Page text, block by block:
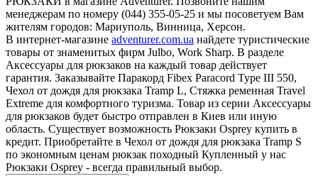
менеджерам по номеру (044) 355-05-25 и мы посоветуем Вам
жителям городов: Мариуполь, Винница, Херсон.
В интернет-магазине adventurer.com.ua найдете туристические
товары от знаменитых фирм Julbo, Work Sharp. В разделе
Аксессуары для рюкзаков на каждый товар действует
гарантия. Заказывайте Паракорд Fibex Paracord Type III 550,
Чехол от дождя для рюкзака Tramp L, Стяжка ременная Travel
Extreme для комфортного туризма. Товар из серии Аксессуары
для рюкзаков будет быстро отправлен в Киев или иную
область. Существует возможность Рюкзаки Osprey купить в
кредит. Приобретайте в Чехол от дождя для рюкзака Tramp S
по экономным ценам рюкзак походный Купленный у нас
Рюкзаки Osprey - всегда правильный выбор.